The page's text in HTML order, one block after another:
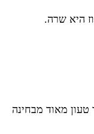
היא שרה.
מאוד מבחינה